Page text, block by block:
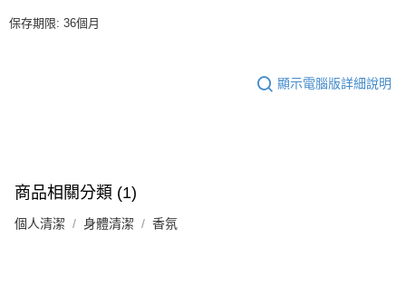
保存期限: 36個月
顯示電腦版詳細說明
商品相關分類 (1)
個人清潔 身體清潔 香氛